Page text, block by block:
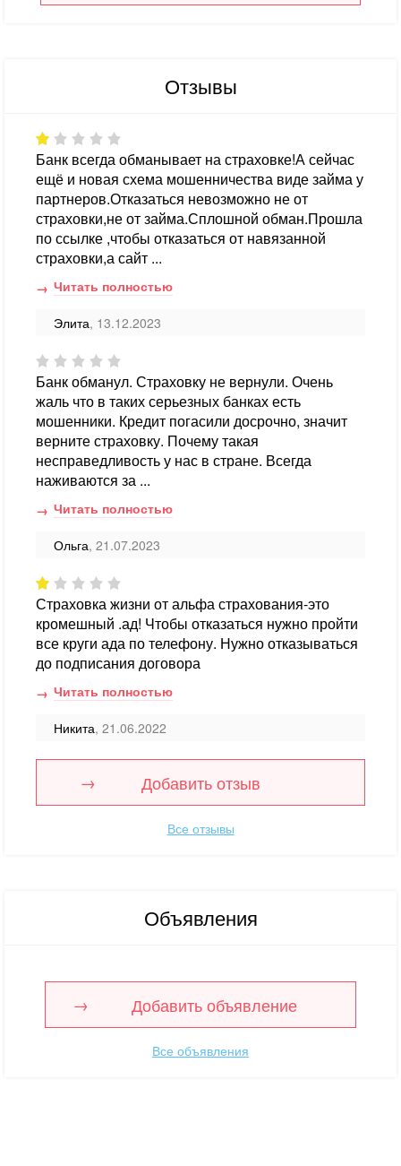
Отзывы
Банк всегда обманывает на страховке!А сейчас
ещё и новая схема мошенничества виде займа у
партнеров.Отказаться невозможно не от
страховки,не от займа.Сплошной обман.Прошла
по ссылке ,чтобы отказаться от навязанной
страховки,а сайт ...
Читать полностью
Элита, 13.12.2023
Банк обманул. Страховку не вернули. Очень
жаль что в таких серьезных банках есть
мошенники. Кредит погасили досрочно, значит
верните страховку. Почему такая
несправедливость у нас в стране. Всегда
наживаются за ...
Читать полностью
Ольга, 21.07.2023
Страховка жизни от альфа страхования-это
кромешный .ад! Чтобы отказаться нужно пройти
все круги ада по телефону. Нужно отказываться
до подписания договора
Читать полностью
Никита, 21.06.2022
Добавить отзыв
Все отзывы
Объявления
Добавить объявление
Все объявления